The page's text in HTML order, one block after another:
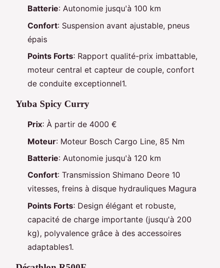
Batterie: Autonomie jusqu'à 100 km
Confort: Suspension avant ajustable, pneus
épais
Points Forts: Rapport qualité-prix imbattable,
moteur central et capteur de couple, confort
de conduite exceptionnel1.
Yuba Spicy Curry
Prix: À partir de 4000 €
Moteur: Moteur Bosch Cargo Line, 85 Nm
Batterie: Autonomie jusqu'à 120 km
Confort: Transmission Shimano Deore 10
vitesses, freins à disque hydrauliques Magura
Points Forts: Design élégant et robuste,
capacité de charge importante (jusqu'à 200
kg), polyvalence grâce à des accessoires
adaptables1.